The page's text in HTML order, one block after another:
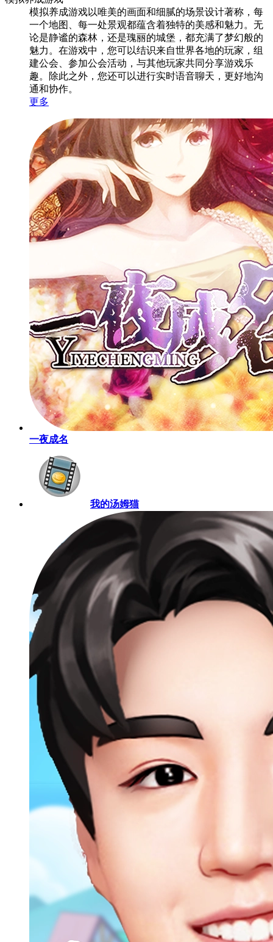
模拟养成游戏以唯美的画面和细腻的场景设计著称，每
一个地图、每一处景观都蕴含着独特的美感和魅力。无
论是静谧的森林，还是瑰丽的城堡，都充满了梦幻般的
魅力。在游戏中，您可以结识来自世界各地的玩家，组
建公会、参加公会活动，与其他玩家共同分享游戏乐
趣。除此之外，您还可以进行实时语音聊天，更好地沟
通和协作。
更多
一夜成名
我的汤姆猫